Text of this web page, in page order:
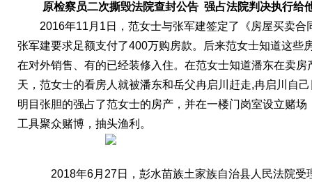
原检察员二次撕毁法院查封公告 强占法院判决执行给
2016年11月1日，范女士与张军建签定了《房屋买卖合
张军建要求足额支付了400万购房款。后来范女士知道这些
在对外销售、有的已经装修入住。在范女士知道潘东在卖房
天，范女士的看房人就被潘东和岳父冉启川赶走,冉启川自
明目张胆的强占了范女士的房产，并在一楼门岗室设立赌场
工具聚众赌博，抽头渔利。
2018年6月27日，彭水苗族土家族自治县人民法院受